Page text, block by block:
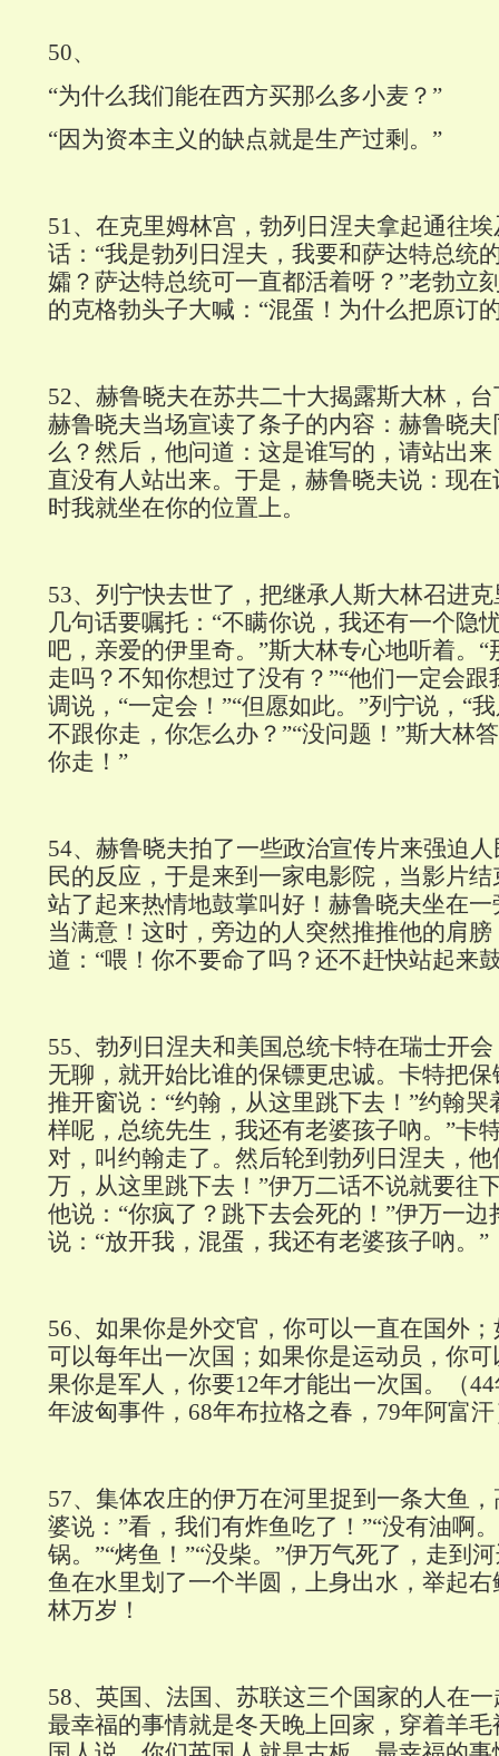
50、
“为什么我们能在西方买那么多小麦？”
“因为资本主义的缺点就是生产过剩。”
51、在克里姆林宫，勃列日涅夫拿起通往
话：“我是勃列日涅夫，我要和萨达特总统
孀？萨达特总统可一直都活着呀？”老勃立
的克格勃头子大喊：“混蛋！为什么把原订
52、赫鲁晓夫在苏共二十大揭露斯大林，
赫鲁晓夫当场宣读了条子的内容：赫鲁晓
么？然后，他问道：这是谁写的，请站出
直没有人站出来。于是，赫鲁晓夫说：现
时我就坐在你的位置上。
53、列宁快去世了，把继承人斯大林召进
几句话要嘱托：“不瞒你说，我还有一个隐
吧，亲爱的伊里奇。”斯大林专心地听着。
走吗？不知你想过了没有？”“他们一定会跟
调说，“一定会！”“但愿如此。”列宁说，“
不跟你走，你怎么办？”“没问题！”斯大林
你走！”
54、赫鲁晓夫拍了一些政治宣传片来强迫
民的反应，于是来到一家电影院，当影片
站了起来热情地鼓掌叫好！赫鲁晓夫坐在
当满意！这时，旁边的人突然推推他的肩
道：“喂！你不要命了吗？还不赶快站起来
55、勃列日涅夫和美国总统卡特在瑞士开
无聊，就开始比谁的保镖更忠诚。卡特把
推开窗说：“约翰，从这里跳下去！”约翰哭
样呢，总统先生，我还有老婆孩子吶。”卡
对，叫约翰走了。然后轮到勃列日涅夫，他
万，从这里跳下去！”伊万二话不说就要往
他说：“你疯了？跳下去会死的！”伊万一
说：“放开我，混蛋，我还有老婆孩子吶。”
56、如果你是外交官，你可以一直在国外
可以每年出一次国；如果你是运动员，你
果你是军人，你要12年才能出一次国。（44
年波匈事件， 68年布拉格之春， 79年阿富
57、集体农庄的伊万在河里捉到一条大鱼
婆说：”看，我们有炸鱼吃了！”“没有油啊
锅。”“烤鱼！”“没柴。”伊万气死了，走到
鱼在水里划了一个半圆，上身出水，举起
林万岁！
58、英国、法国、苏联这三个国家的人在
最幸福的事情就是冬天晚上回家，穿着羊